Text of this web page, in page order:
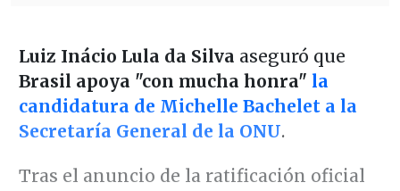
Luiz Inácio Lula da Silva aseguró que
Brasil apoya "con mucha honra" la
candidatura de Michelle Bachelet a la
Secretaría General de la ONU.
Tras el anuncio de la ratificación oficial